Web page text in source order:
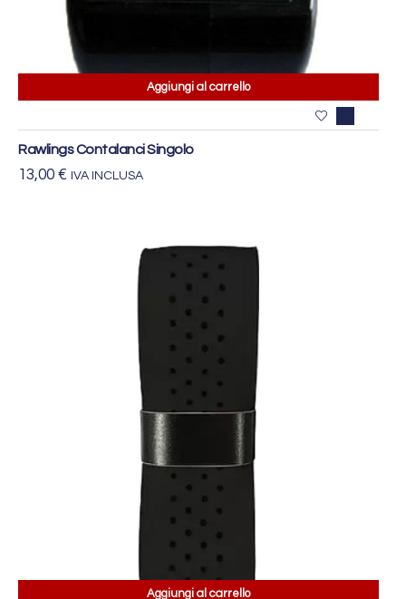
Aggiungi al carrello
Rawlings Contalanci Singolo
13,00 € IVA INCLUSA
Aggiungi al carrello